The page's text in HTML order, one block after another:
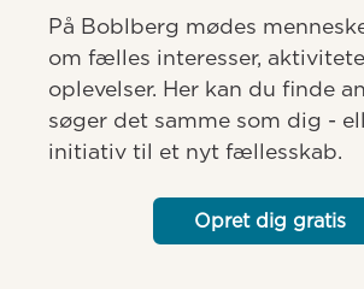
På Boblberg mødes
om fælles interesser,
oplevelser. Her kan du finde
søger det samme som dig -
initiativ til et nyt fællesskab.
Opret dig gratis